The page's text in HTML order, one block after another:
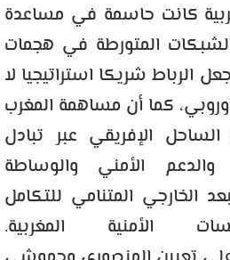
كانت حاسمة في مساعدة
المتورطة في هجمات
ما جعل الرباط شريكا استراتيجيا لا
كما أن مساهمة المغرب
الإفريقي عبر تبادل
والدعم الأمني والوساطة
الخارجي المتنامي للتكامل
الأمنية المغربية.